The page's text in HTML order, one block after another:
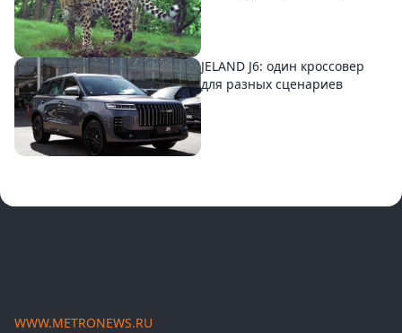
JELAND J6: один кроссовер
для разных сценариев
WWW.METRONEWS.RU